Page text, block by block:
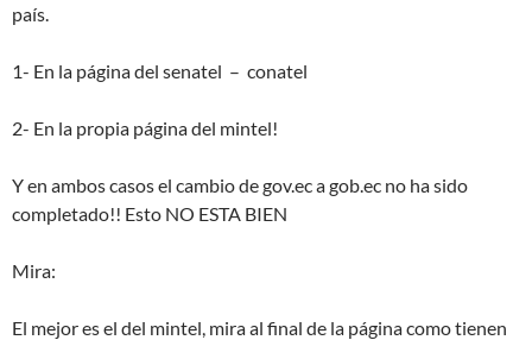
país.
1- En la página del senatel – conatel
2- En la propia página del mintel!
Y en ambos casos el cambio de gov.ec a gob.ec no ha sido
completado!! Esto NO ESTA BIEN
Mira:
El mejor es el del mintel, mira al final de la página como tienen